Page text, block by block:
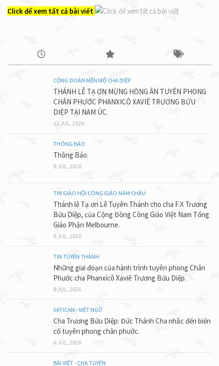
Click để xem tất cả bài viết
CỘNG ĐOÀN MẾN MỘ CHA DIỆP
THÁNH LỄ TẠ ƠN MỪNG HỒNG ÂN TUYÊN PHONG
CHÂN PHƯỚC PHANXICÔ XAVIÊ TRƯƠNG BỬU
DIỆP TẠI NAM ÚC.
13 JUL, 2026
THÔNG BÁO
Thông Báo.
8 JUL, 2026
TIN GIÁO HỘI CÔNG GIÁO NĂM CHÂU
Thánh lễ Tạ ơn Lễ Tuyên Thánh cho cha F.X Trương
Bửu Diệp, của Cộng Đồng Công Giáo Việt Nam Tổng
Giáo Phận Melbourne.
8 JUL, 2026
TIN TUYÊN THÁNH
Những giai đoạn của hành trình tuyên phong Chân
Phước cha Phanxicô Xaviê Trương Bửu Diệp.
8 JUL, 2026
VATICAN - VIỆT NGỮ
Cha Trương Bửu Diệp: Đức Thánh Cha nhắc đến biến
cố tuyên phong chân phước.
6 JUL, 2026
BÀI VIẾT - CHA TUYÊN